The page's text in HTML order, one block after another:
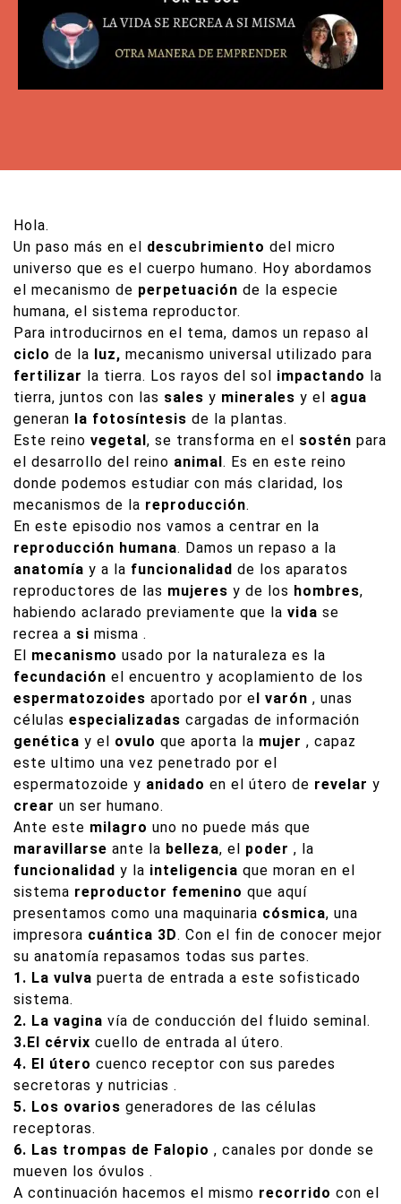
Hola.
Un paso más en el descubrimiento del micro
universo que es el cuerpo humano. Hoy abordamos
el mecanismo de perpetuación de la especie
humana, el sistema reproductor.
Para introducirnos en el tema, damos un repaso al
ciclo de la luz, mecanismo universal utilizado para
fertilizar
la tierra. Los rayos del sol impactando
la
tierra, juntos con las sales y minerales y el agua
generan la fotosíntesis de la plantas.
Este reino vegetal , se transforma en el sostén para
el desarrollo del reino animal . Es en este reino
donde podemos estudiar con más claridad, los
mecanismos de la reproducción.
En este episodio nos vamos a centrar en la
reproducción humana. Damos un repaso a la
anatomía y a la funcionalidad de los aparatos
reproductores de las mujeres y de los hombres,
habiendo aclarado previamente que la vida se
recrea a si misma .
El
mecanismo usado por la naturaleza es la
fecundación el encuentro y acoplamiento de los
espermatozoides aportado por e l varón , unas
células especializadas cargadas de información
genética y el ovulo que aporta la mujer , capaz
este ultimo una vez penetrado por el
espermatozoide y anidado en el útero de revelar y
crear un ser humano.
Ante este milagro uno no puede más que
maravillarse ante la belleza, el poder , la
funcionalidad y la inteligencia que moran en el
sistema reproductor femenino que aquí
presentamos como una maquinaria cósmica, una
impresora cuántica 3D. Con el fin de conocer mejor
su anatomía repasamos todas sus partes.
1. La vulva puerta de entrada a este sofisticado
sistema.
2. La vagina vía de conducción del fluido seminal.
3.El cérvix cuello de entrada al útero.
4. El útero cuenco receptor con sus paredes
secretoras y nutricias .
5. Los ovarios generadores de las células
receptoras.
6. Las trompas de Falopio , canales por donde se
mueven los óvulos .
A continuación hacemos el mismo recorrido con el